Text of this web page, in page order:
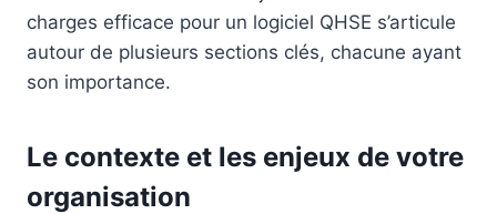
charges efficace pour un logiciel QHSE s’articule
autour de plusieurs sections clés, chacune ayant
son importance.
Le contexte et les enjeux de votre
organisation